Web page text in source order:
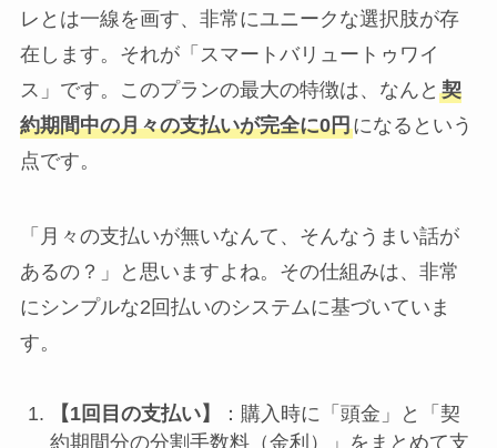
レとは一線を画す、非常にユニークな選択肢が存
在します。それが「スマートバリュートゥワイ
ス」です。このプランの最大の特徴は、なんと 契
約期間中の月々の支払いが完全に0円になるという
点です。
「月々の支払いが無いなんて、そんなうまい話が
あるの？」と思いますよね。その仕組みは、非常
にシンプルな2回払いのシステムに基づいていま
す。
【1回目の支払い】
：購入時に「頭金」と「契
約期間分の分割手数料（金利）」をまとめて支